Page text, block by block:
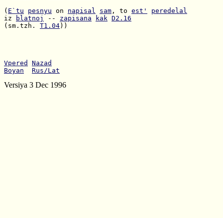
( E`tu pesnyu on napisal sam , to est'
peredelal
iz
blatnoj -- zapisana kak D2.16
(sm.tzh. T1.04))
Vpered
Nazad
Boyan
Rus/Lat
Versiya 3 Dec 1996